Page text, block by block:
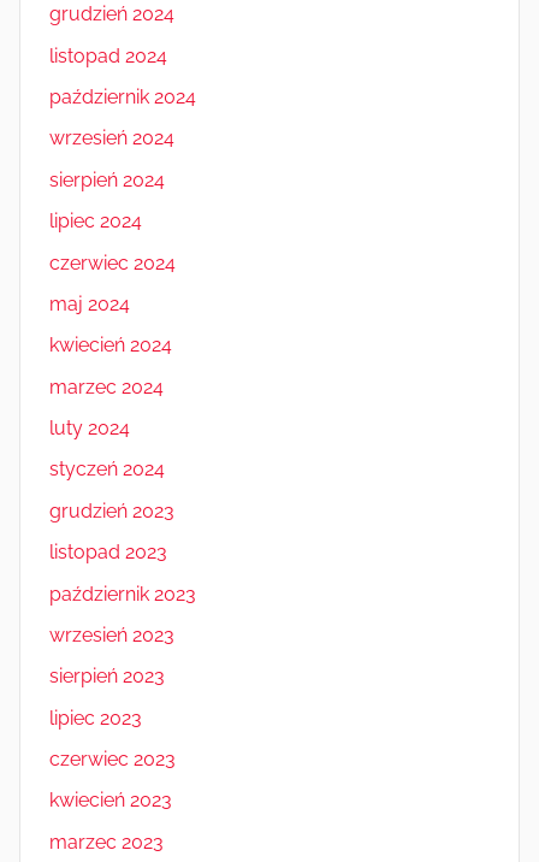
grudzień 2024
listopad 2024
październik 2024
wrzesień 2024
sierpień 2024
lipiec 2024
czerwiec 2024
maj 2024
kwiecień 2024
marzec 2024
luty 2024
styczeń 2024
grudzień 2023
listopad 2023
październik 2023
wrzesień 2023
sierpień 2023
lipiec 2023
czerwiec 2023
kwiecień 2023
marzec 2023